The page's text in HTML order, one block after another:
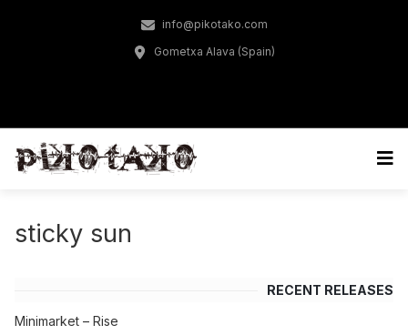
info@pikotako.com
Gometxa Alava (Spain)
sticky sun
RECENT RELEASES
Minimarket – Rise